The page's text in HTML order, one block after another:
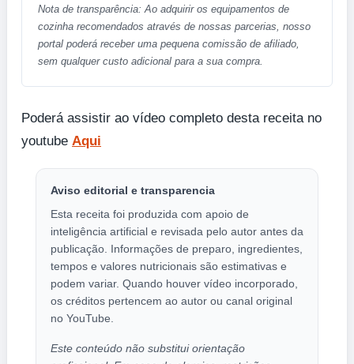
Nota de transparência: Ao adquirir os equipamentos de
cozinha recomendados através de nossas parcerias, nosso
portal poderá receber uma pequena comissão de afiliado,
sem qualquer custo adicional para a sua compra.
Poderá assistir ao vídeo completo desta receita no
youtube Aqui
Aviso editorial e transparencia
Esta receita foi produzida com apoio de
inteligência artificial e revisada pelo autor antes da
publicação. Informações de preparo, ingredientes,
tempos e valores nutricionais são estimativas e
podem variar. Quando houver vídeo incorporado,
os créditos pertencem ao autor ou canal original
no YouTube.
Este conteúdo não substitui orientação